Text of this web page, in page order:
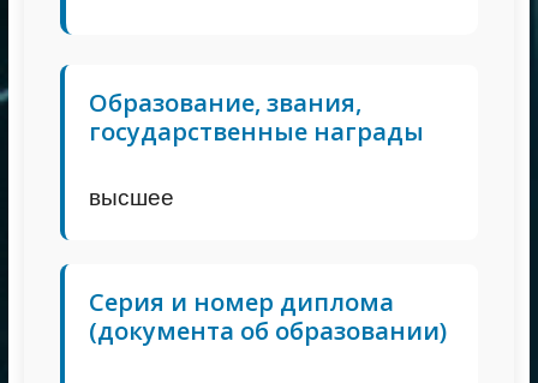
Образование, звания,
государственные награды
высшее
Серия и номер диплома
(документа об образовании)